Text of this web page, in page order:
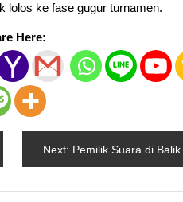
lolos ke fase gugur turnamen.
Here:
Next: Pemilik Suara di Balik Lagu Disney Paling Ikonik, Peabo